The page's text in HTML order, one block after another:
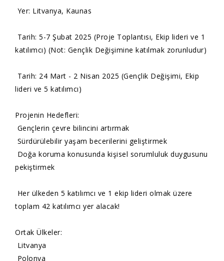
Yer: Litvanya, Kaunas
Tarih: 5-7 Şubat 2025 (Proje Toplantısı, Ekip lideri ve 1
katılımcı) (Not: Gençlik Değişimine katılmak zorunludur)
Tarih: 24 Mart - 2 Nisan 2025 (Gençlik Değişimi, Ekip
lideri ve 5 katılımcı)
Projenin Hedefleri:
Gençlerin çevre bilincini artırmak
Sürdürülebilir yaşam becerilerini geliştirmek
Doğa koruma konusunda kişisel sorumluluk duygusunu
pekiştirmek
Her ülkeden 5 katılımcı ve 1 ekip lideri olmak üzere
toplam 42 katılımcı yer alacak!
Ortak Ülkeler:
Litvanya
Polonya